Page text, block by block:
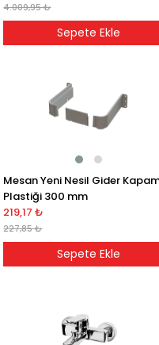
4.009,95 ₺
Sepete Ekle
Mesan Yeni Nesil Gider
Plastiği 300 mm
219,17 ₺
227,85 ₺
Sepete Ekle